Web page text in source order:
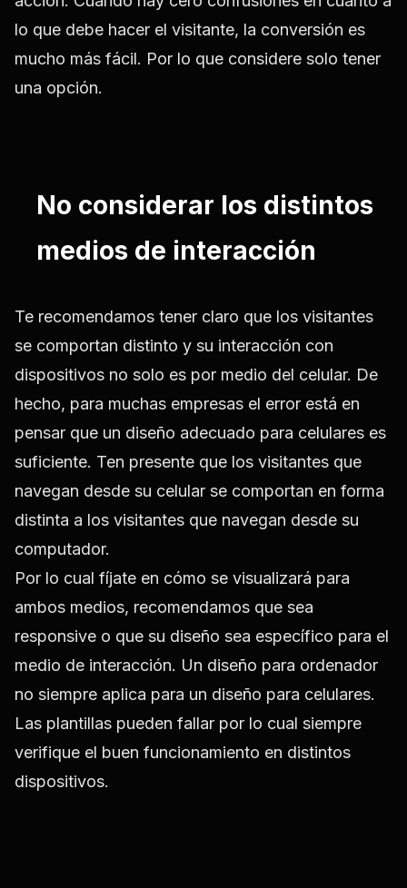
lo que debe hacer el visitante, la conversión es
mucho más fácil. Por lo que considere solo tener
una opción.
No considerar los distintos
medios de interacción
Te recomendamos tener claro que los visitantes
se comportan distinto y su interacción con
dispositivos no solo es por medio del celular. De
hecho, para muchas empresas el error está en
pensar que un diseño adecuado para celulares es
suficiente. Ten presente que los visitantes que
navegan desde su celular se comportan en forma
distinta a los visitantes que navegan desde su
computador.
Por lo cual fíjate en cómo se visualizará para
ambos medios, recomendamos que sea
responsive o que su diseño sea específico para el
medio de interacción. Un diseño para ordenador
no siempre aplica para un diseño para celulares.
Las plantillas pueden fallar por lo cual siempre
verifique el buen funcionamiento en distintos
dispositivos.